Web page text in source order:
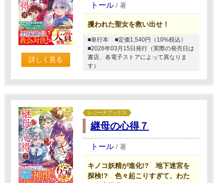
詳しく見る
トール / 著
攫われた聖女を救い出せ！
■単行本
■定価1,540円（10%税込）
■2026年03月15日発行（実際の発売日は
書店、各電子ストアによって異なりま
す）
レジーナブックス
継母の心得７
トール / 著
キノコ妖精が進化!? 地下迷宮を
探検!? 色々起こりすぎて、わた